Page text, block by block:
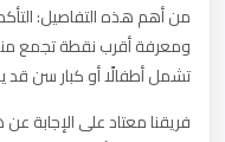
من أهم هذه التفاصيل:
ومعرفة أقرب نقطة تجمع
تشمل أطفالًا أو كبار سن قد
فريقنا معتاد على الإجابة عن